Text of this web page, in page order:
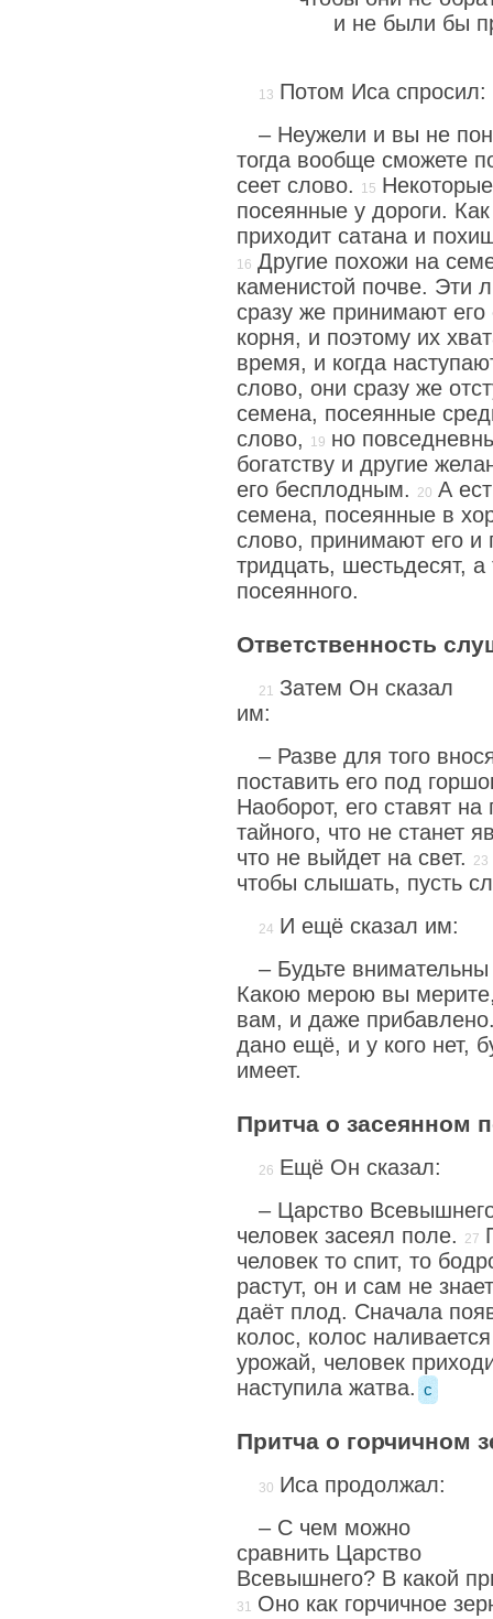
и не были бы
Потом Иса спросил:
– Неужели и вы не
тогда вообще сможете
сеет слово.
посеянные у дороги.
приходит сатана и
Другие похожи на
каменистой почве. Эти
сразу же принимают
корня, и поэтому их
время, и когда
слово, они сразу же
семена, посеянные
слово,
но
богатству и другие
его бесплодным.
А
семена, посеянные в
слово, принимают его и
тридцать, шестьдесят,
посеянного.
Ответственность
Затем Он сказал
им:
– Разве для того
поставить его под
Наоборот, его ставят на
тайного, что не станет
что не выйдет на свет.
чтобы слышать, пусть
И ещё сказал им:
– Будьте
Какою мерою вы
вам, и даже
дано ещё, и у кого нет,
имеет.
Притча о засеянном
Ещё Он сказал:
– Царство
человек засеял поле.
человек то спит, то
растут, он и сам не
даёт плод. Сначала
колос, колос
урожай, человек
наступила жатва. c
Притча о горчичном
Иса продолжал:
– С чем можно
сравнить Царство
Всевышнего? В какой
Оно как горчичное